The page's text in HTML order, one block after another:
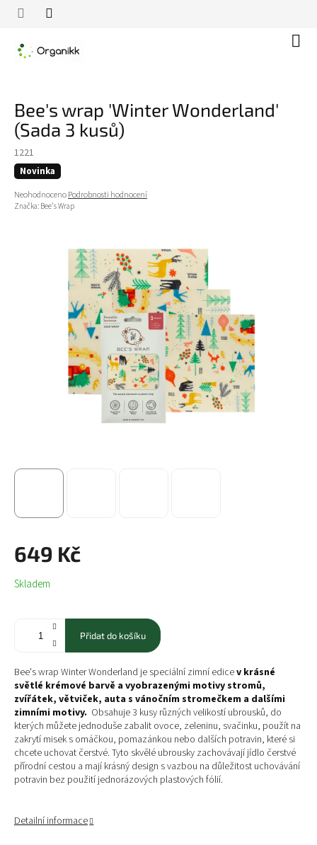
Přejít
Bee's wrap 'Winter Wonderland'
(Sada 3 kusů)
1221
Novinka
Průměrné
hodnocení
NeohodnocenoPodrobnosti hodnocení
Značka: Bee's Wrap
649 Kč
Měrná
cena:
Skladem
Přidat do košíku
Bee's wrap Winter Wonderland je speciální zimní edicev krásné
světlé krémové barvě a vyobrazenými motivy stromů,
zvířátek, větviček, auta s vánočním stromečkem a dalšími
zimními motivy. Obsahuje 3 kusy různých velikostí ubrousků, do
kterých můžete jednoduše zabalit ovoce, zeleninu, svačinku, použít na
zakrytí misek s omáčkou, pomazánkou nebo dalších potravin, které si
chcete uchovat čerstvé. Tyto skvělé ubrousky zachovávají jídlo čerstvé
přírodní cestou a mají krásný design s vazbou na důležitost uchovávání
potravin bez použití jednorázových plastových fólií.
Detailní informace